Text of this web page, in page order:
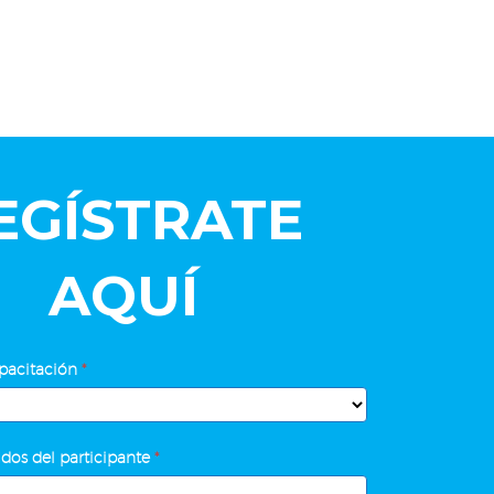
AQUÍ
*
del participante*